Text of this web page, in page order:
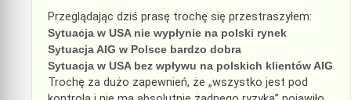
Przeglądając dziś prasę trochę się przestraszyłem:
Sytuacja w USA nie wypłynie na polski rynek
Sytuacja AIG w Polsce bardzo dobra
Sytuacja w USA bez wpływu na polskich klientów AIG
Trochę za dużo zapewnień, że „wszystko jest pod